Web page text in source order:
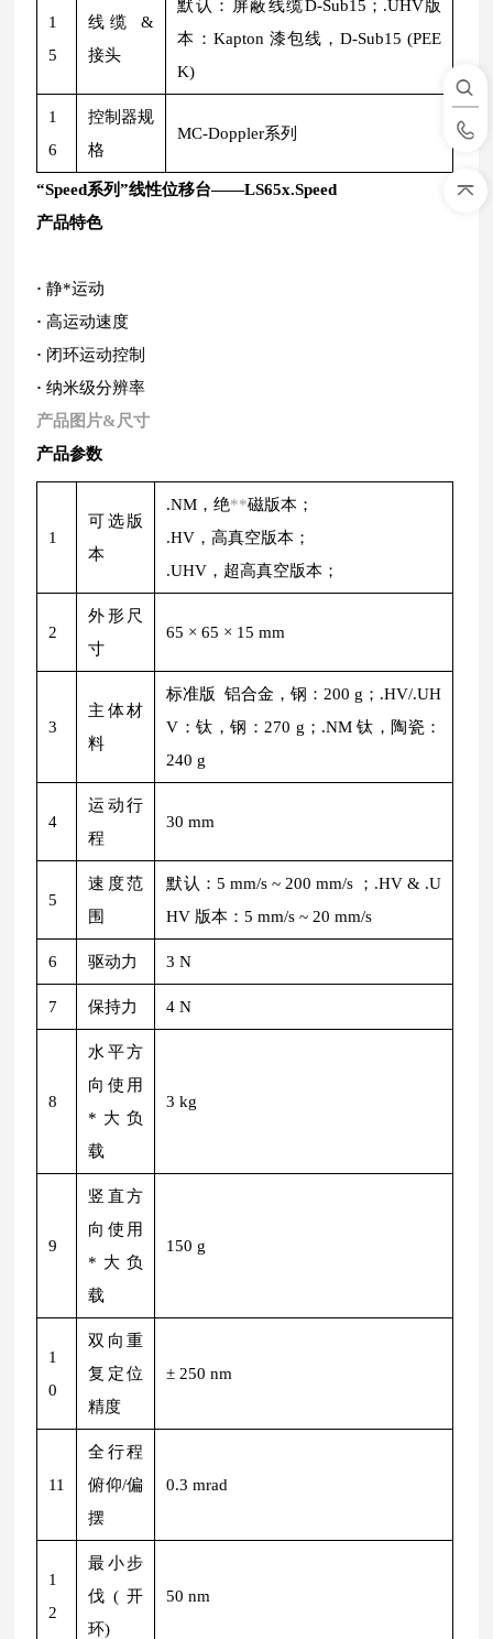
1
5
线缆 &
接头
默认：屏蔽线缆D-Sub15；.UHV版
本：Kapton 漆包线，D-Sub15 (PEE
K)
1
6
控制器规
格
MC-Doppler系列
“Speed系列”线性位移台——LS65x.Speed
产品特色
·静*运动
·高运动速度
· 闭环运动控制
·纳米级分辨率
产品图片&尺寸
产品参数
1
可选版
本
.NM，绝**磁版本；
.HV，高真空版本；
.UHV，超高真空版本；
2
外形尺
寸
65 × 65 × 15 mm
3
主体材
料
标准版 铝合金，钢：200 g；.HV/.UH
V：钛，钢：270 g；.NM 钛，陶瓷：
240 g
4
运动行
程
30 mm
5
速度范
围
默认：5 mm/s ~ 200 mm/s ；.HV & .U
HV 版本：5 mm/s ~ 20 mm/s
6 驱动力 3 N
7 保持力 4 N
8
水平方
向使用
*大负
载
3 kg
9
竖直方
向使用
*大负
载
150 g
1
0
双向重
复定位
精度
± 250 nm
11
全行程
俯仰/偏
摆
0.3 mrad
1
2
最小步
伐(开
环)
50 nm